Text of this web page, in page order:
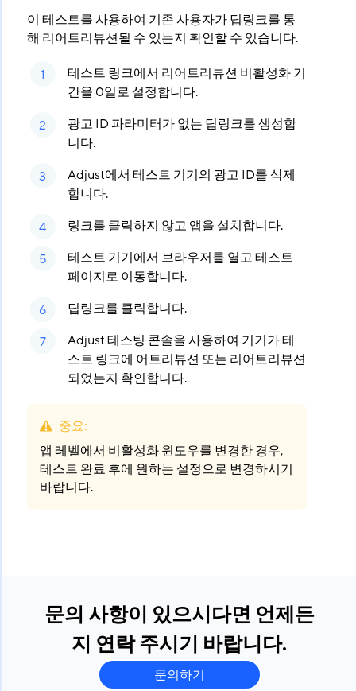
이 테스트를 사용하여 기존 사용자가 딥링크를 통
해 리어트리뷰션될 수 있는지 확인할 수 있습니다.
테스트 링크에서 리어트리뷰션 비활성화 기
간을 0일로 설정합니다.
광고 ID 파라미터가 없는 딥링크를 생성합
니다.
Adjust에서 테스트 기기의 광고 ID를 삭제
합니다.
링크를 클릭하지 않고 앱을 설치합니다.
테스트 기기에서 브라우저를 열고 테스트
페이지로 이동합니다.
딥링크를 클릭합니다.
Adjust 테스팅 콘솔을 사용하여 기기가 테
스트 링크에 어트리뷰션 또는 리어트리뷰션
되었는지 확인합니다.
중요:
앱 레벨에서 비활성화 윈도우를 변경한 경우,
테스트 완료 후에 원하는 설정으로 변경하시기
바랍니다.
문의 사항이 있으시다면 언제든
지 연락 주시기 바랍니다.
문의하기